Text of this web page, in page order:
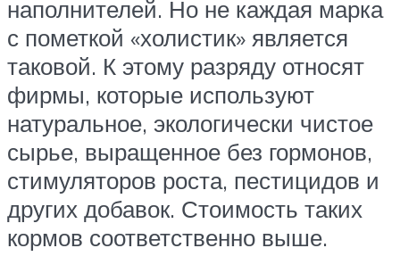
наполнителей. Но не каждая марка
с пометкой «холистик» является
таковой. К этому разряду относят
фирмы, которые используют
натуральное, экологически чистое
сырье, выращенное без гормонов,
стимуляторов роста, пестицидов и
других добавок. Стоимость таких
кормов соответственно выше.